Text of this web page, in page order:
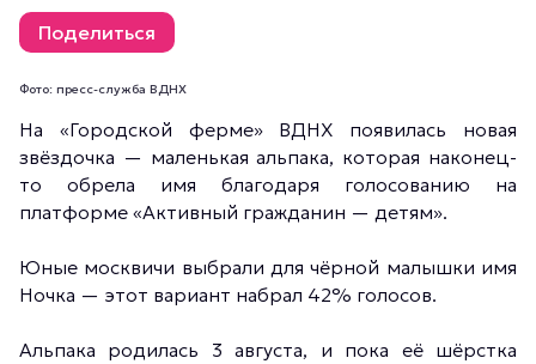
Молодёжь Москвы спортивная
Молодёжь Москвы в движении
Молодёжь Москвы здоровая
Молодёжь Москвы профессиональная
Молодёжь Москвы туристическая
Все новости
Поделиться
Фото: пресс-служба ВДНХ
На «Городской ферме» ВДНХ появилась новая
звёздочка — маленькая альпака, которая наконец-
то обрела имя благодаря голосованию на
платформе «Активный гражданин — детям».
Юные москвичи выбрали для чёрной малышки имя
Ночка — этот вариант набрал 42% голосов.
Альпака родилась 3 августа, и пока её шёрстка